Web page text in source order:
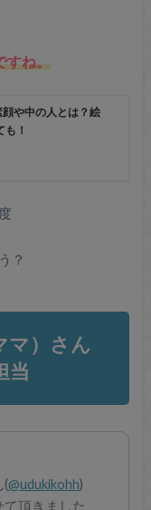
すね。
や中の人とは？絵
！
？
マ）さん
当
(@udukikohh)
頂きました